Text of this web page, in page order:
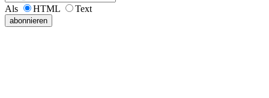
Als HTML Text